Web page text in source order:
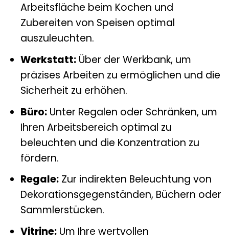
Arbeitsfläche beim Kochen und
Zubereiten von Speisen optimal
auszuleuchten.
Werkstatt:Über der Werkbank, um
präzises Arbeiten zu ermöglichen und die
Sicherheit zu erhöhen.
Büro:Unter Regalen oder Schränken, um
Ihren Arbeitsbereich optimal zu
beleuchten und die Konzentration zu
fördern.
Regale:Zur indirekten Beleuchtung von
Dekorationsgegenständen, Büchern oder
Sammlerstücken.
Vitrine:Um Ihre wertvollen